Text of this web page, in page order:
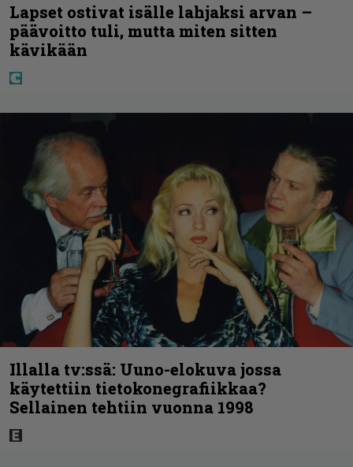
Lapset ostivat isälle lahjaksi arvan –
päävoitto tuli, mutta miten sitten
kävikään
Illalla tv:ssä: Uuno-elokuva jossa
käytettiin tietokonegrafiikkaa?
Sellainen tehtiin vuonna 1998